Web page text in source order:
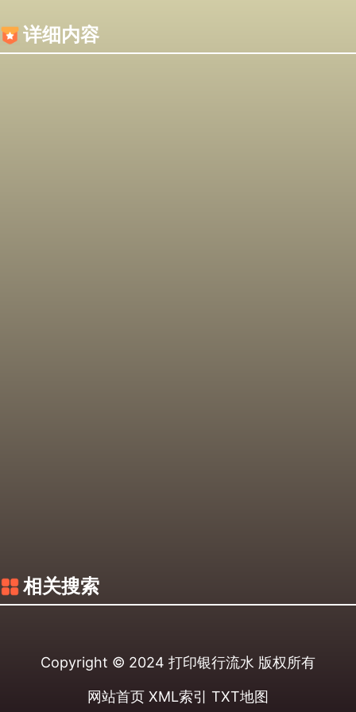
详细内容
相关搜索
Copyright © 2024 打印银行流水 版权所有
网站首页 XML索引 TXT地图